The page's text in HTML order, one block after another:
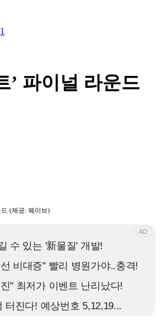
’ 파이널 라운드
드 (제공: 웨이브)